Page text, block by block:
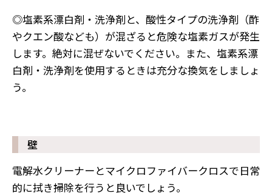
◎塩素系漂白剤・洗浄剤と、酸性タイプの洗浄剤（酢
やクエン酸なども）が混ざると危険な塩素ガスが発生
します。絶対に混ぜないでください。また、塩素系漂
白剤・洗浄剤を使用するときは充分な換気をしましょ
う。
壁
電解水クリーナーとマイクロファイバークロスで日常
的に拭き掃除を行うと良いでしょう。